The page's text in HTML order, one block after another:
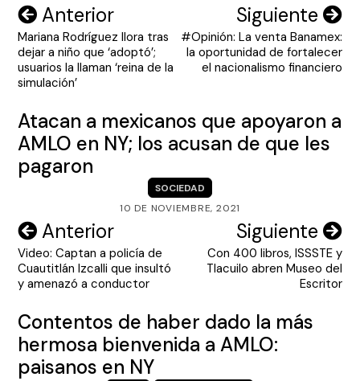
Navegación
de
entradas
Anterior
Mariana Rodríguez llora tras
dejar a niño que ‘adoptó’;
usuarios la llaman ‘reina de la
simulación’
Siguiente
#Opinión: La venta Banamex:
la oportunidad de fortalecer
el nacionalismo financiero
Atacan a mexicanos que apoyaron a
AMLO en NY; los acusan de que les
pagaron
SOCIEDAD
10 DE NOVIEMBRE, 2021
Navegación
de
entradas
Anterior
Video: Captan a policía de
Cuautitlán Izcalli que insultó
y amenazó a conductor
Siguiente
Con 400 libros, ISSSTE y
Tlacuilo abren Museo del
Escritor
Contentos de haber dado la más
hermosa bienvenida a AMLO:
paisanos en NY